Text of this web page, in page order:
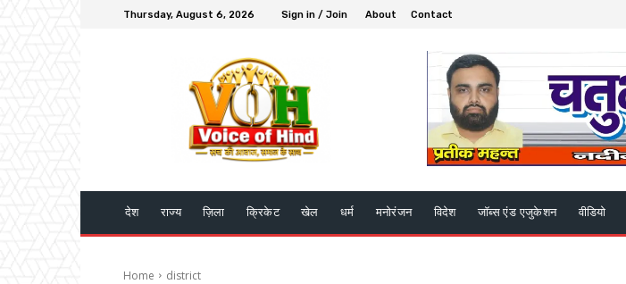
Thursday, August 6, 2026 Sign in / Join About Contact
देश राज्य ज़िला क्रिकेट खेल धर्म मनोरंजन विदेश जॉब्स एंड एजुकेशन वीडियो
Home district